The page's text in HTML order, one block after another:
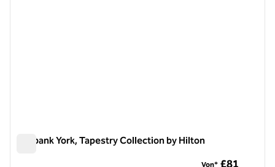
Elmbank York, Tapestry Collection by Hilton
Von* £81